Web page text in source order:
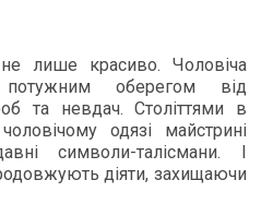
лише красиво. Чоловіча
оберегом від
та невдач. Століттями в
одязі майстрині
символи-талісмани. І
діяти, захищаючи